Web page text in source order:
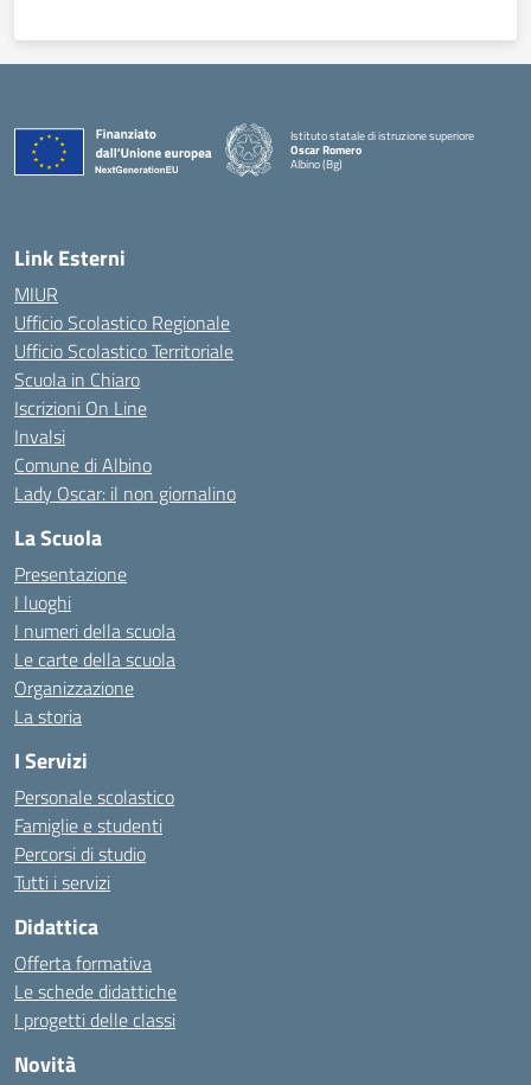
Istituto statale di istruzione superiore
Oscar Romero
Albino (Bg)
Link Esterni
MIUR
Ufficio Scolastico Regionale
Ufficio Scolastico Territoriale
Scuola in Chiaro
Iscrizioni On Line
Invalsi
Comune di Albino
Lady Oscar: il non giornalino
La Scuola
Presentazione
I luoghi
I numeri della scuola
Le carte della scuola
Organizzazione
La storia
I Servizi
Personale scolastico
Famiglie e studenti
Percorsi di studio
Tutti i servizi
Didattica
Offerta formativa
Le schede didattiche
I progetti delle classi
Novità